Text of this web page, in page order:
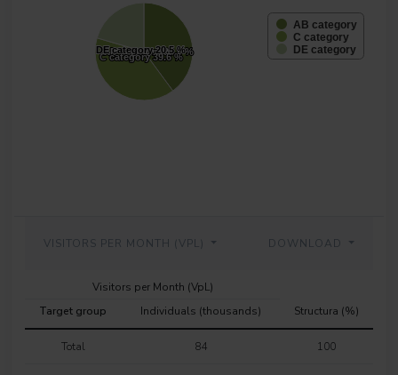
AB category39.9 %
AB category39.9 %
C category39.6 %
C category39.6 %
DE category20.5 %
DE category20.5 %
AB category
C category
DE category
VISITORS PER MONTH (VPL) DOWNLOAD
Visitors per Month (VpL)
Target group
Individuals (thousands) Structura (%)
Total 84 100